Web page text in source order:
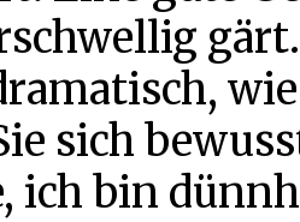
sich
ich bin